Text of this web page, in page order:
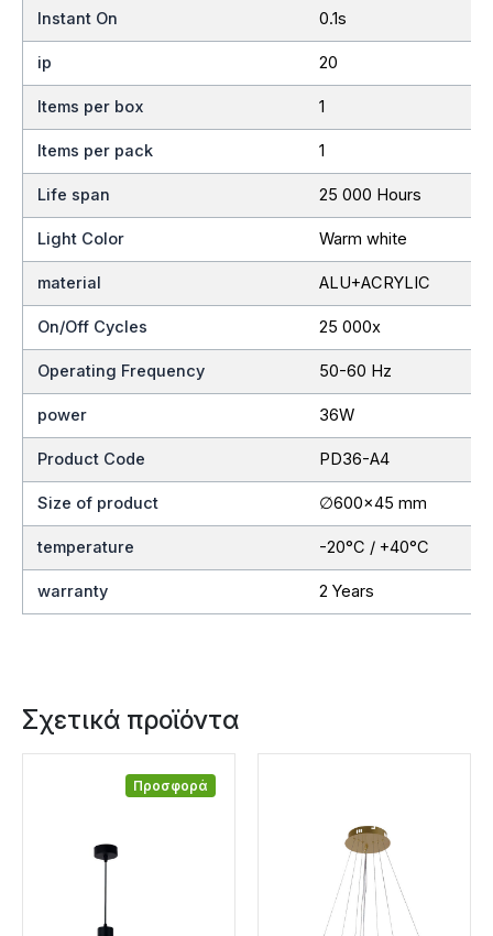
Instant On 0.1s
ip 20
Items per box 1
Items per pack 1
Life span 25 000 Hours
Light Color Warm white
material ALU+ACRYLIC
On/Off Cycles 25 000x
Operating Frequency 50-60 Hz
power 36W
Product Code PD36-A4
Size of product ∅600×45 mm
temperature -20°C / +40°C
warranty 2 Years
Σχετικά προϊόντα
Προσφορά